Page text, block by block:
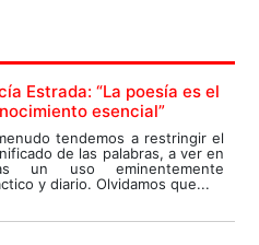
Estrada: “La poesía es el
esencial”
tendemos a restringir el
de las palabras, a ver en
un uso eminentemente
y diario. Olvidamos que...